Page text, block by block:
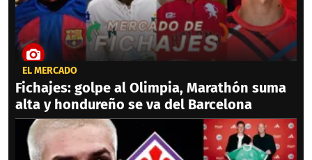
EL MERCADO
Fichajes: golpe al Olimpia, Marathón suma
alta y hondureño se va del Barcelona